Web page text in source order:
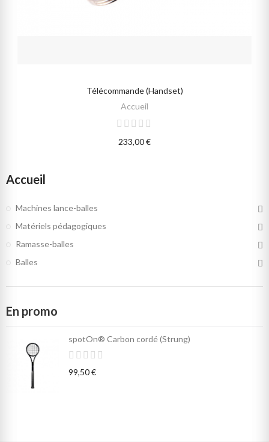
SELECT OPTIONS
Télécommande (handset)
Accueil
233,00 €
Accueil
Machines lance-balles
Matériels pédagogiques
Ramasse-balles
Balles
En promo
spotOn® Carbon cordé (Strung)
99,50 €